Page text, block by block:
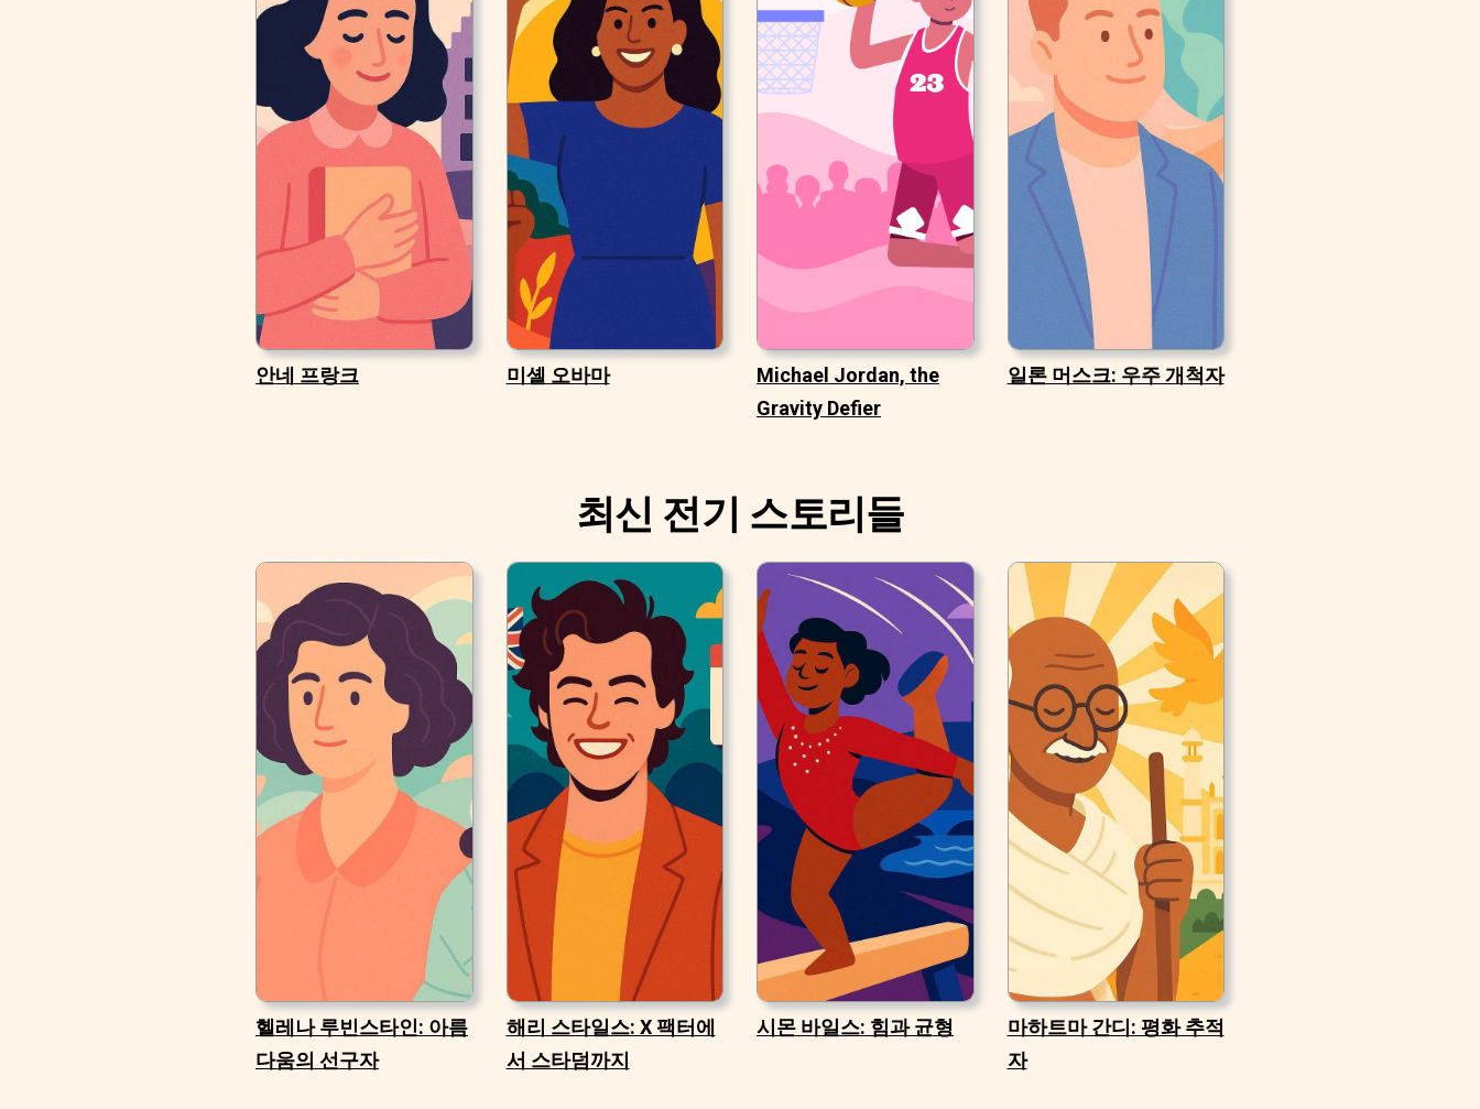
안네 프랑크 미셸 오바마
Michael Jordan, the
Gravity Defier
일론 머스크: 우주 개척자
최신 전기 스토리들
헬레나 루빈스타인: 아름
다움의 선구자
해리 스타일스: X 팩터에
서 스타덤까지
시몬 바일스: 힘과 균형
마하트마 간디: 평화 추적
자